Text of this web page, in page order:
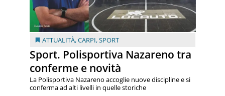
ATTUALITÀ,CARPI,SPORT
Sport. Polisportiva Nazareno tra
conferme e novità
La Polisportiva Nazareno accoglie nuove discipline e si
conferma ad alti livelli in quelle storiche